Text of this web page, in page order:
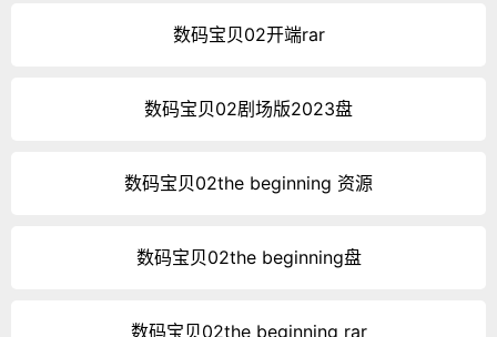
数码宝贝02开端rar
数码宝贝02剧场版2023盘
数码宝贝02the beginning 资源
数码宝贝02the beginning盘
数码宝贝02the beginning rar